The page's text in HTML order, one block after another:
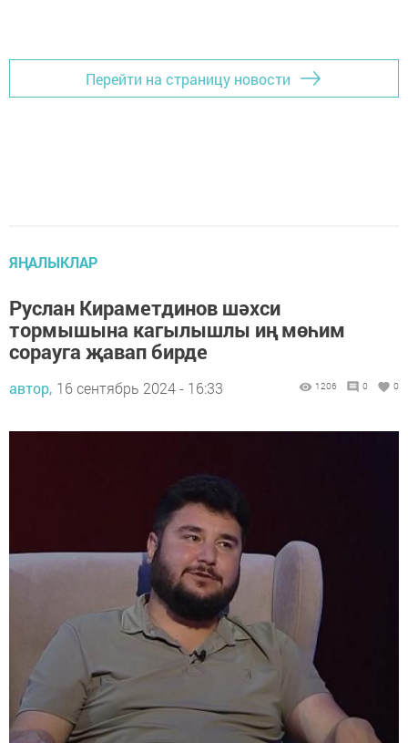
Перейти на страницу новости
ЯҢАЛЫКЛАР
Руслан Кираметдинов шәхси
тормышына кагылышлы иң мөһим
сорауга җавап бирде
автор, 16 сентябрь 2024 - 16:33 1206 0 0